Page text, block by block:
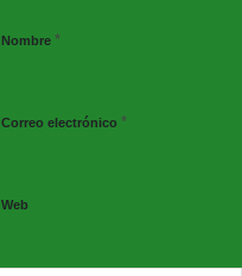
de Música
horas
Nombre *
Correo electrónico *
Web